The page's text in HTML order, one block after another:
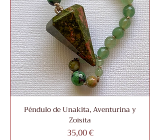
Péndulo de Unakita, Aventurina y
Zoisita
Precio
35,00 €